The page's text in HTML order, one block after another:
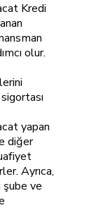
Kredi
olur.
yapan
diğer
Ayrıca,
şube ve